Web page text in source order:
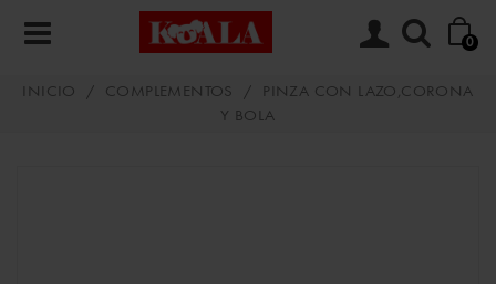
0
INICIO / COMPLEMENTOS /
PINZA CON LAZO,CORONA
Y BOLA